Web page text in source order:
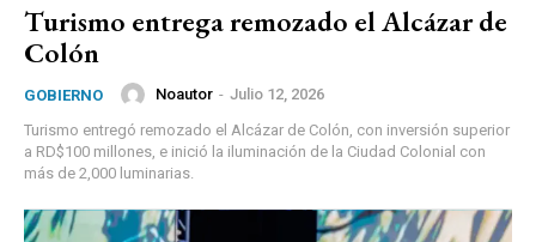
Turismo entrega remozado el Alcázar de
Colón
GOBIERNO Noautor - Julio 12, 2026
Turismo entregó remozado el Alcázar de Colón, con inversión superior
a RD$100 millones, e inició la iluminación de la Ciudad Colonial con
más de 2,000 luminarias.